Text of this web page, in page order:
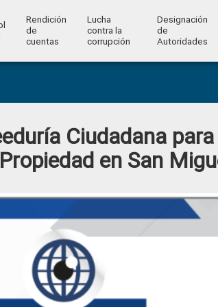
Rendición
de
cuentas
Lucha
contra la
corrupción
Designación
de
Autoridades
Ciudadana
en San